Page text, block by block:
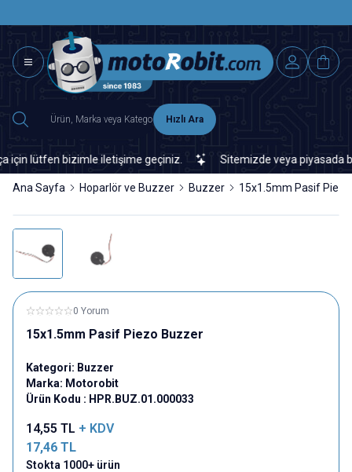
Hızlı Ara
lütfen bizimle iletişime geçiniz. Sitemizde veya piyasada
Ana Sayfa Hoparlör ve Buzzer Buzzer 15x1.5mm Pasif
0 Yorum
15x1.5mm Pasif Piezo Buzzer
Kategori: Buzzer
Marka: Motorobit
Ürün Kodu : HPR.BUZ.01.000033
14,55 TL + KDV
17,46 TL
Stokta 1000+ ürün